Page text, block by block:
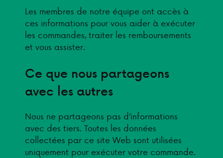
Les membres de notre équipe ont accès à
ces informations pour vous aider à exécuter
les commandes, traiter les remboursements
et vous assister.
Ce que nous partageons
avec les autres
Nous ne partageons pas d’informations
avec des tiers. Toutes les données
collectées par ce site Web sont utilisées
uniquement pour exécuter votre commande.